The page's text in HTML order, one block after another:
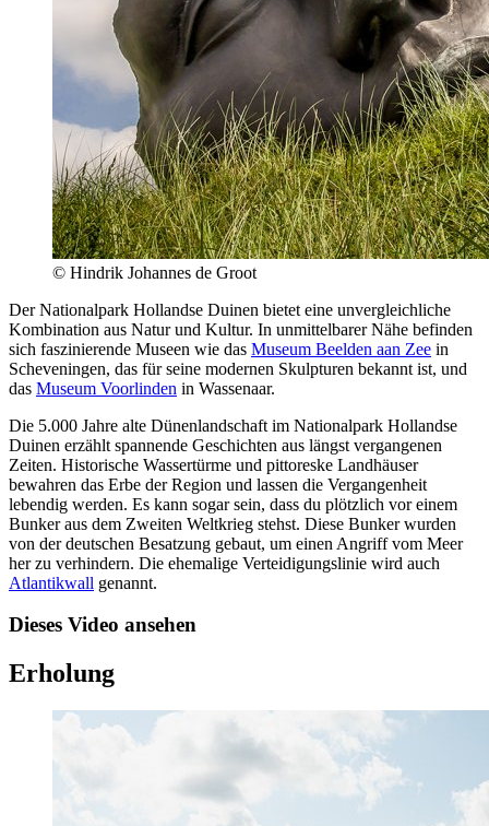
© Hindrik Johannes de Groot
Der Nationalpark Hollandse Duinen bietet eine unvergleichliche
Kombination aus Natur und Kultur. In unmittelbarer Nähe befinden
sich faszinierende Museen wie das Museum Beelden aan Zee in
Scheveningen, das für seine modernen Skulpturen bekannt ist, und
das Museum Voorlinden in Wassenaar.
Die 5.000 Jahre alte Dünenlandschaft im Nationalpark Hollandse
Duinen erzählt spannende Geschichten aus längst vergangenen
Zeiten. Historische Wassertürme und pittoreske Landhäuser
bewahren das Erbe der Region und lassen die Vergangenheit
lebendig werden. Es kann sogar sein, dass du plötzlich vor einem
Bunker aus dem Zweiten Weltkrieg stehst. Diese Bunker wurden
von der deutschen Besatzung gebaut, um einen Angriff vom Meer
her zu verhindern. Die ehemalige Verteidigungslinie wird auch
Atlantikwall genannt.
Dieses Video ansehen
Erholung